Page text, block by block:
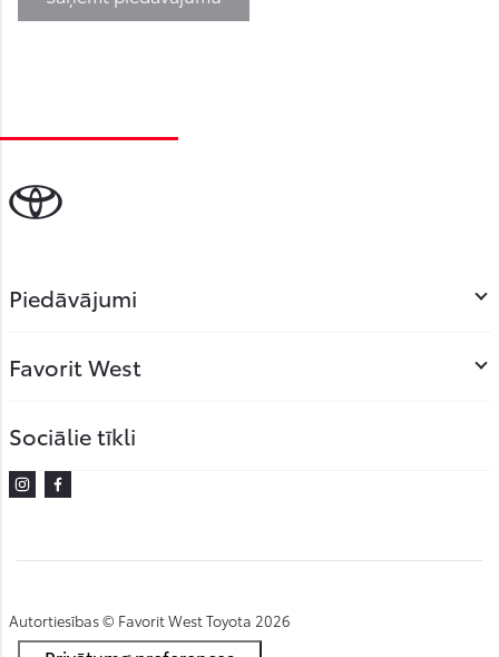
Piedāvājumi
Favorit West
Sociālie tīkli
Instagram
Facebook
Autortiesības © Favorit West Toyota 2026